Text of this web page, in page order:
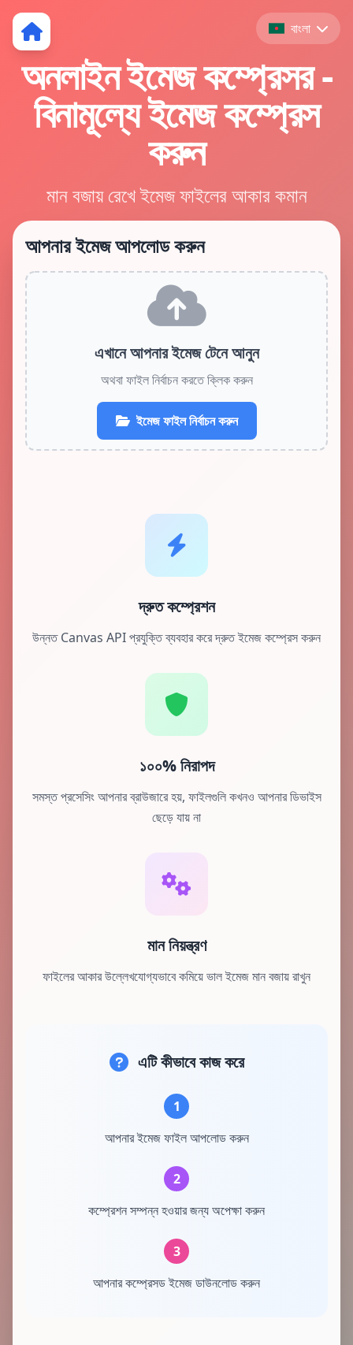
বাংলা
অনলাইন ইমেজ কম্প্রেসর -
বিনামূল্যে ইমেজ কম্প্রেস
করুন
মান বজায় রেখে ইমেজ ফাইলের আকার কমান
আপনার ইমেজ আপলোড করুন
এখানে আপনার ইমেজ টেনে আনুন
অথবা ফাইল নির্বাচন করতে ক্লিক করুন
ইমেজ ফাইল নির্বাচন করুন
দ্রুত কম্প্রেশন
উন্নত Canvas API প্রযুক্তি ব্যবহার করে দ্রুত ইমেজ কম্প্রেস করুন
১০০% নিরাপদ
সমস্ত প্রসেসিং আপনার ব্রাউজারে হয়, ফাইলগুলি কখনও আপনার ডিভাইস
ছেড়ে যায় না
মান নিয়ন্ত্রণ
ফাইলের আকার উল্লেখযোগ্যভাবে কমিয়ে ভাল ইমেজ মান বজায় রাখুন
এটি কীভাবে কাজ করে
1
আপনার ইমেজ ফাইল আপলোড করুন
2
কম্প্রেশন সম্পন্ন হওয়ার জন্য অপেক্ষা করুন
3
আপনার কম্প্রেসড ইমেজ ডাউনলোড করুন